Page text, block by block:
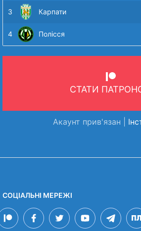
3 Карпати
4 Полісся
СТАТИ
Акаунт прив'язан |
СОЦІАЛЬНІ МЕРЕЖІ